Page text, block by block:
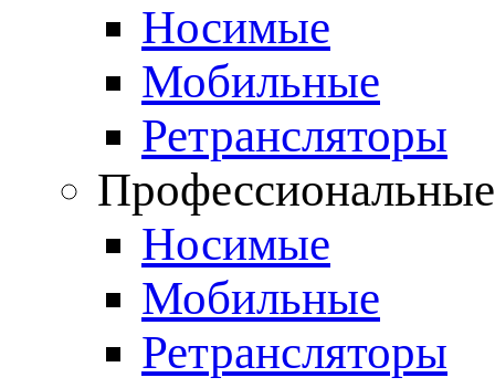
Носимые
Мобильные
Ретрансляторы
Носимые
Мобильные
Ретрансляторы